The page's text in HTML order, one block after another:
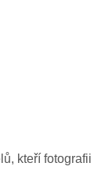
kteří fotografii